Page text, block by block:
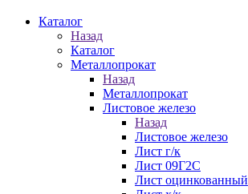
Каталог
Назад
Каталог
Металлопрокат
Назад
Металлопрокат
Листовое железо
Назад
Листовое железо
Лист г/к
Лист 09Г2С
Лист оцинкованный